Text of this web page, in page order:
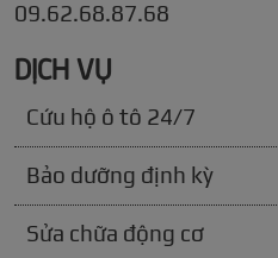
09.62.68.87.68
DỊCH VỤ
Cứu hộ ô tô 24/7
Bảo dưỡng định kỳ
Sửa chữa động cơ